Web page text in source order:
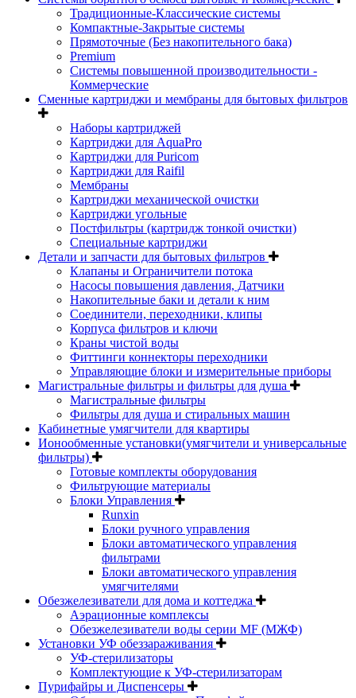
Традиционные-Классические системы
Компактные-Закрытые системы
Прямоточные (Без накопительного бака)
Premium
Системы повышенной производительности -
Коммерческие
Сменные картриджи и мембраны для бытовых фильтров
Наборы картриджей
Картриджи для AquaPro
Картриджи для Puricom
Картриджи для Raifil
Мембраны
Картриджи механической очистки
Картриджи угольные
Постфильтры (картридж тонкой очистки)
Специальные картриджи
Детали и запчасти для бытовых фильтров
Клапаны и Ограничители потока
Насосы повышения давления, Датчики
Накопительные баки и детали к ним
Соединители, переходники, клипы
Корпуса фильтров и ключи
Краны чистой воды
Фиттинги коннекторы переходники
Управляющие блоки и измерительные приборы
Магистральные фильтры и фильтры для душа
Магистральные фильтры
Фильтры для душа и стиральных машин
Кабинетные умягчители для квартиры
Ионообменные установки(умягчители и универсальные
фильтры)
Готовые комплекты оборудования
Фильтрующие материалы
Блоки Управления
Runxin
Блоки ручного управления
Блоки автоматического управления
фильтрами
Блоки автоматического управления
умягчителями
Обезжелезиватели для дома и коттеджа
Аэрационные комплексы
Обезжелезиватели воды серии MF (МЖФ)
Установки УФ обеззараживания
УФ-стерилизаторы
Комплектующие к УФ-стерилизаторам
Пурифайры и Диспенсеры